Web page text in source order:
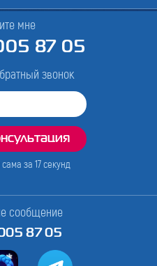
мне
87 05
звонок
за 17секунд
сообщение
87 05